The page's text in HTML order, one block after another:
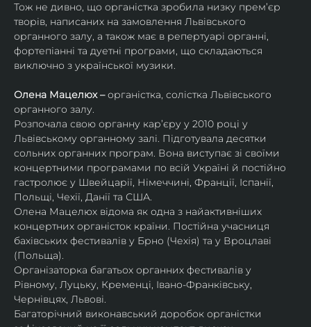
Тож не дивно, що органістка зробила низку прем’єр
творів, написаних на замовлення Львівського
органного залу, а також має в репертуарі органні,
фортепіанні та дуетні програми, що складаються
виключно з української музики.
Олена Мацелюх – органістка, солістка Львівського
органного залу.
Розпочала свою органну кар’єру у 2010 році у
Львівському органному залі. Підготувала десятки
сольних органних програм. Вона виступає зі своїми
концертними програмами по всій Україні й постійно
гастролює у Швейцарії, Німеччині, Франції, Іспанії,
Польщі, Чехії, Данії та США.
Олена Мацелюх відома як одна з найактивніших
концертних органісток країни. Постійна учасниця
бахівських фестивалів у Брно (Чехія) та у Вроцлаві
(Польща).
Організаторка багатьох органних фестивалів у
Рівному, Луцьку, Кременці, Івано-Франківську,
Чернівцях, Львові.
Багаторічний виконавський доробок органістки